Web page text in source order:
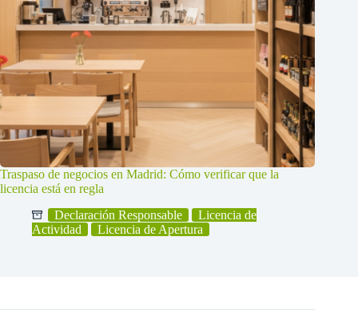
Traspaso de negocios en Madrid: Cómo verificar que la
licencia está en regla
Declaración Responsable
Licencia de
Actividad
Licencia de Apertura